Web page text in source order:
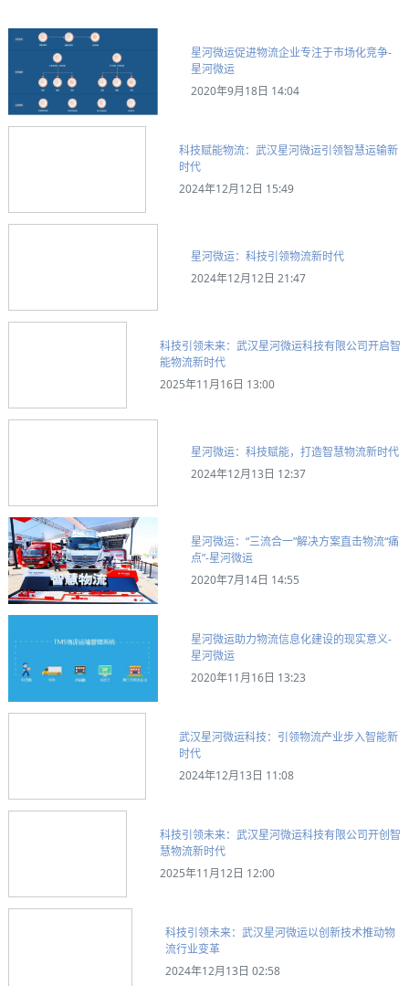
星河微运促进物流企业专注于市场化竞争-
星河微运
2020年9月18日 14:04
科技赋能物流：武汉星河微运引领智慧运输新
时代
2024年12月12日 15:49
星河微运：科技引领物流新时代
2024年12月12日 21:47
科技引领未来：武汉星河微运科技有限公司开启智
能物流新时代
2025年11月16日 13:00
星河微运：科技赋能，打造智慧物流新时代
2024年12月13日 12:37
星河微运：“三流合一”解决方案直击物流“痛
点”-星河微运
2020年7月14日 14:55
星河微运助力物流信息化建设的现实意义-
星河微运
2020年11月16日 13:23
武汉星河微运科技：引领物流产业步入智能新
时代
2024年12月13日 11:08
科技引领未来：武汉星河微运科技有限公司开创智
慧物流新时代
2025年11月12日 12:00
科技引领未来：武汉星河微运以创新技术推动物
流行业变革
2024年12月13日 02:58